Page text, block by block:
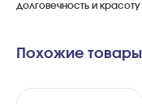
долговечность и красоту
Похожие товары